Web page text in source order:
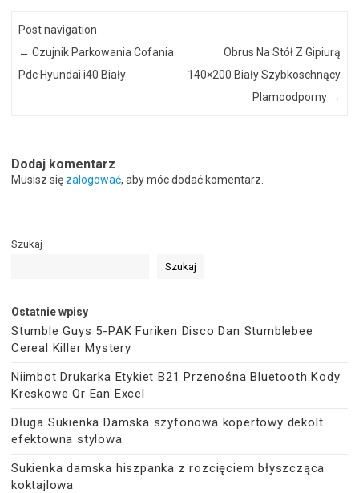
Post navigation
← Czujnik Parkowania Cofania
Pdc Hyundai i40 Biały
Obrus Na Stół Z Gipiurą
140×200 Biały Szybkoschnący
Plamoodporny →
Dodaj komentarz
Musisz się zalogować, aby móc dodać komentarz.
Szukaj
Szukaj
Ostatnie wpisy
Stumble Guys 5-PAK Furiken Disco Dan Stumblebee
Cereal Killer Mystery
Niimbot Drukarka Etykiet B21 Przenośna Bluetooth Kody
Kreskowe Qr Ean Excel
Długa Sukienka Damska szyfonowa kopertowy dekolt
efektowna stylowa
Sukienka damska hiszpanka z rozcięciem błyszcząca
koktajlowa